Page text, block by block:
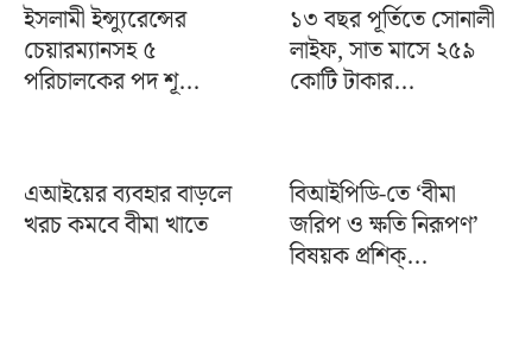
ইসলামী ইন্স্যুরেন্সের
চেয়ারম্যানসহ ৫
পরিচালকের পদ শূ...
১৩ বছর পূর্তিতে সোনালী
লাইফ, সাত মাসে ২৫৯
কোটি টাকার...
এআইয়ের ব্যবহার বাড়লে
খরচ কমবে বীমা খাতে
বিআইপিডি-তে ‘বীমা
জরিপ ও ক্ষতি নিরূপণ’
বিষয়ক প্রশিক্...